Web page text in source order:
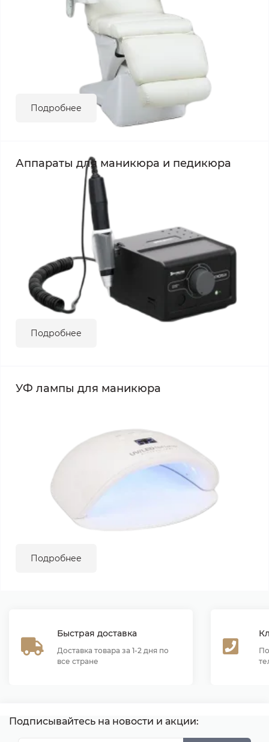
Подробнее
Аппараты для маникюра и педикюра
Подробнее
УФ лампы для маникюра
Подробнее
Быстрая доставка
Доставка товара за 1-2 дня по
все стране
Подписывайтесь на новости и акции: